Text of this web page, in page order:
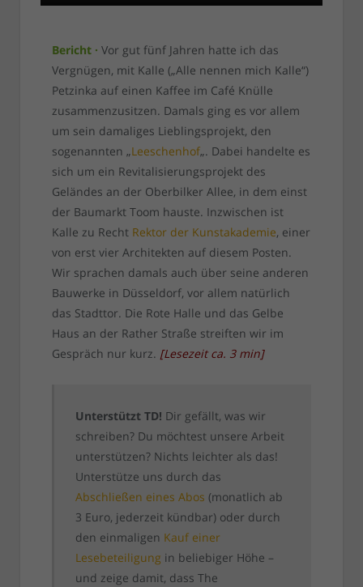
Bericht · Vor gut fünf Jahren hatte ich das
Vergnügen, mit Kalle („Alle nennen mich Kalle“)
Petzinka auf einen Kaffee im Café Knülle
zusammenzusitzen. Damals ging es vor allem
um sein damaliges Lieblingsprojekt, den
sogenannten „Leeschenhof„. Dabei handelte es
sich um ein Revitalisierungsprojekt des
Geländes an der Oberbilker Allee, in dem einst
der Baumarkt Toom hauste. Inzwischen ist
Kalle zu Recht Rektor der Kunstakademie, einer
von erst vier Architekten auf diesem Posten.
Wir sprachen damals auch über seine anderen
Bauwerke in Düsseldorf, vor allem natürlich
das Stadttor. Die Rote Halle und das Gelbe
Haus an der Rather Straße streiften wir im
Gespräch nur kurz. [Lesezeit ca. 3 min]
Unterstützt TD! Dir gefällt, was wir
schreiben? Du möchtest unsere Arbeit
unterstützen? Nichts leichter als das!
Unterstütze uns durch das
Abschließen eines Abos (monatlich ab
3 Euro, jederzeit kündbar) oder durch
den einmaligen Kauf einer
Lesebeteiligung in beliebiger Höhe –
und zeige damit, dass The